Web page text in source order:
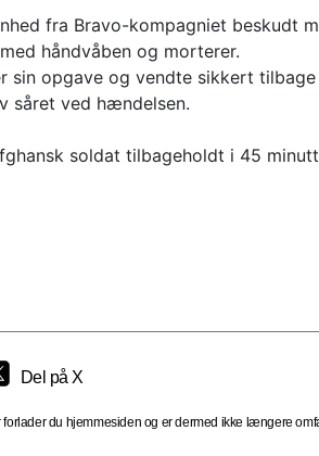
fra Bravo-kompagniet beskudt
håndvåben og morterer.
sin opgave og vendte sikkert
såret ved hændelsen.
soldat tilbageholdt i 45
Del på X
du hjemmesiden og er dermed ikke længere